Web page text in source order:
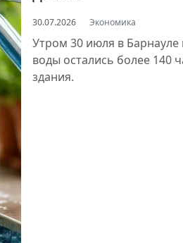
30.07.2026 Экономика
Утром 30 июля в
воды остались более 140
здания.